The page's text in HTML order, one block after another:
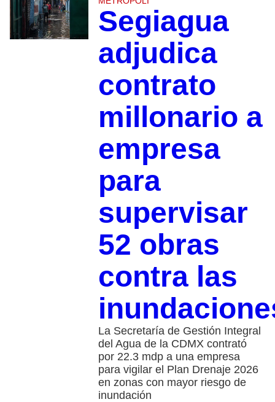
Segiagua
adjudica
contrato
millonario a
empresa
para
supervisar
52 obras
contra las
La Secretaría de Gestión Integral
del Agua de la CDMX contrató
por 22.3 mdp a una empresa
para vigilar el Plan Drenaje 2026
en zonas con mayor riesgo de
inundación